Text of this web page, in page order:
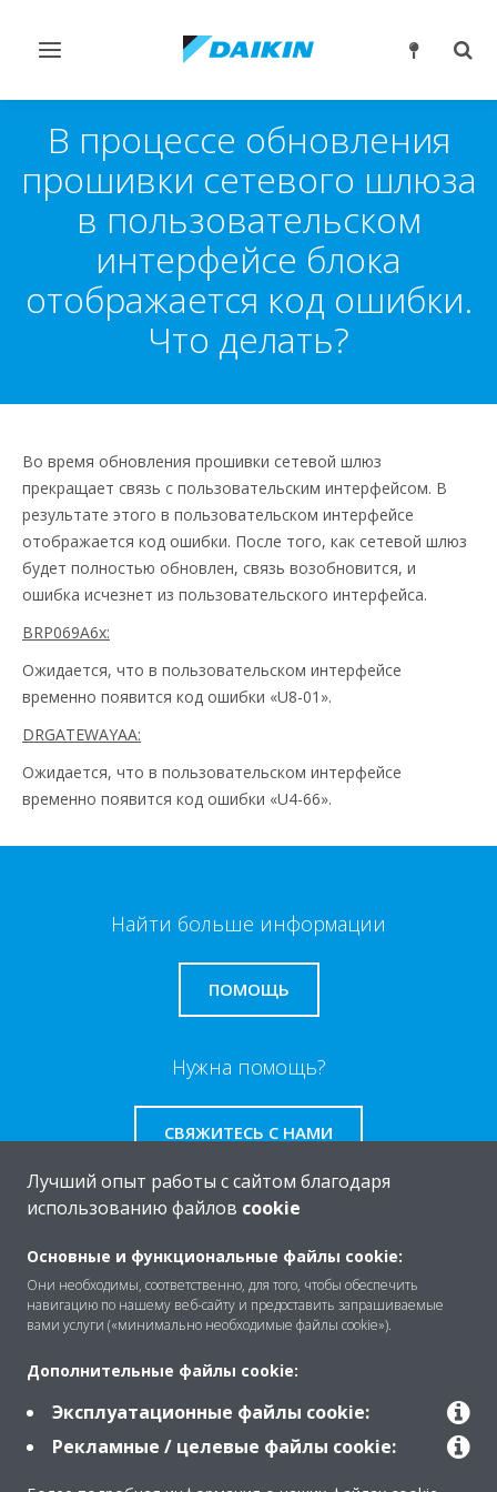
Переключить
В процессе обновления
прошивки сетевого шлюза
в пользовательском
интерфейсе блока
отображается код ошибки.
Что делать?
Во время обновления прошивки сетевой шлюз
прекращает связь с пользовательским интерфейсом. В
результате этого в пользовательском интерфейсе
отображается код ошибки. После того, как сетевой шлюз
будет полностью обновлен, связь возобновится, и
ошибка исчезнет из пользовательского интерфейса.
BRP069A6x:
Ожидается, что в пользовательском интерфейсе
временно появится код ошибки «U8-01».
DRGATEWAYAA:
Ожидается, что в пользовательском интерфейсе
временно появится код ошибки «U4-66».
Найти больше информации
ПОМОЩЬ
Нужна помощь?
СВЯЖИТЕСЬ С НАМИ
O Daikin
Помощь
Лучший опыт работы с сайтом благодаря
использованию файлов cookie
Основные и функциональные файлы cookie:
Они необходимы, соответственно, для того, чтобы обеспечить
навигацию по нашему веб-сайту и предоставить запрашиваемые
вами услуги («минимально необходимые файлы cookie»).
Дополнительные файлы cookie:
Эксплуатационные файлы cookie:
Рекламные / целевые файлы cookie: